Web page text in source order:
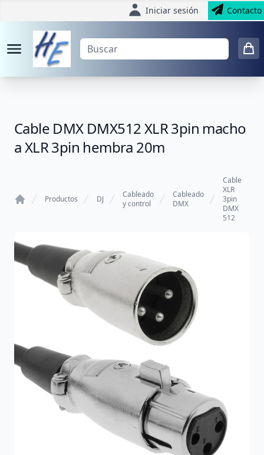
Iniciar sesión Contacto
Cable DMX DMX512 XLR 3pin macho
a XLR 3pin hembra 20m
Productos DJ
Cableado
y control
Cableado
DMX
Cable
XLR
3pin
DMX
512